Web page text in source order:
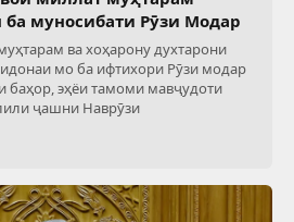
муносибати Рӯзи Модар
ва хоҳарону духтарони
мо ба ифтихори Рӯзи модар
баҳор, эҳёи тамоми мавҷудоти
ҷашни Наврӯзи